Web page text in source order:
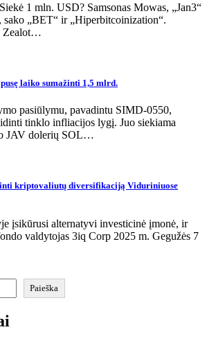
1 mln. USD? Samsonas Mowas, „Jan3“
sako „BET“ ir „Hiperbitcoinization“.
Zealot…
laiko sumažinti 1,5 mlrd.
pasiūlymu, pavadintu SIMD-0550,
tinklo infliacijos lygį. Juo siekiama
JAV dolerių SOL…
kriptovaliutų diversifikaciją Viduriniuose
įsikūrusi alternatyvi investicinė įmonė, ir
valdytojas 3iq Corp 2025 m. Gegužės 7
Paieška